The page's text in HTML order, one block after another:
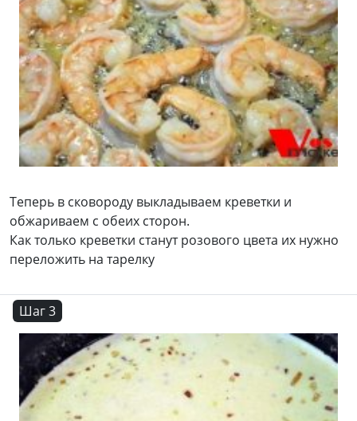
Теперь в сковороду выкладываем креветки и
обжариваем с обеих сторон.
Как только креветки станут розового цвета их нужно
переложить на тарелку
Шаг 3